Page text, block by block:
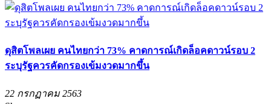
ดุสิตโพลเผย คนไทยกว่า 73% คาดการณ์เกิดล็อคดาวน์รอบ 2
ระบุรัฐควรคัดกรองเข้มงวดมากขึ้น
22 กรกฏาคม 2563